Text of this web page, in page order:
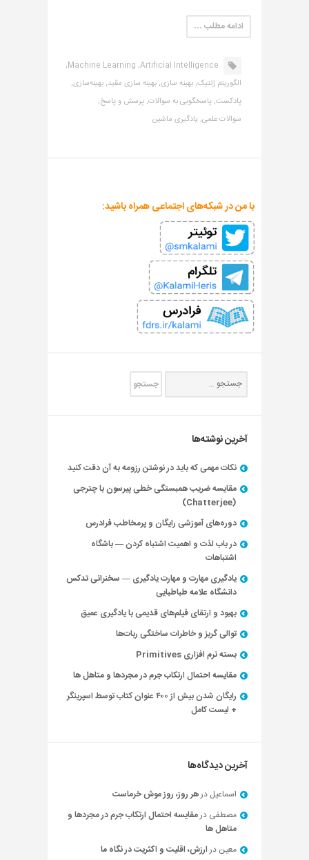
ادامه مطلب …
Artificial Intelligence,
Machine Learning,
الگوریتم ژنتیک,بهینه سازی,بهینه سازی مقید,بهینه‌سازی,
پادکست,پاسخگویی به سوالات,پرسش و پاسخ,
سوالات علمی, یادگیری ماشین
با من در شبکه‌های اجتماعی همراه باشید:
آخرین نوشته‌ها
نکات مهمی که باید در نوشتن رزومه به آن دقت کنید
مقایسه ضریب همبستگی خطی پیرسون با چترجی
(Chatterjee)
دوره‌های آموزشی رایگان و پرمخاطب فرادرس
در باب لذت و اهمیت اشتباه کردن — باشگاه
اشتباهات
یادگیری مهارت و مهارت یادگیری — سخنرانی تدکس
دانشگاه علامه طباطبایی
بهبود و ارتقای فیلم‌های قدیمی با یادگیری عمیق
توالی گریز و خاطرات ساختگی ربات‌ها
بسته نرم افزاری Primitives
مقایسه احتمال ارتکاب جرم در مجردها و متاهل ها
رایگان شدن بیش از ۴۰۰ عنوان کتاب توسط اسپرینگر
+ لیست کامل
آخرین دیدگاه‌ها
اسماعیل درهر روز، روز موش خرماست
مصطفی درمقایسه احتمال ارتکاب جرم در مجردها و
متاهل ها
معین درارزش، اقلیت و اکثریت در نگاه ما